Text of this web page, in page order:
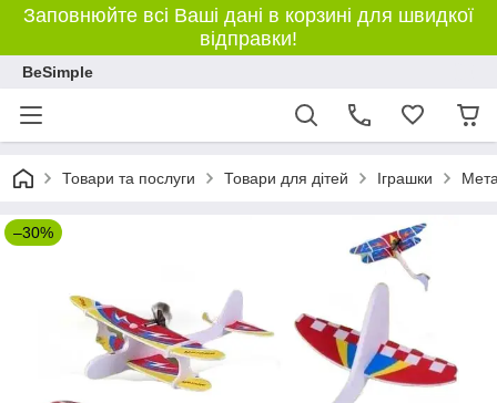
Заповнюйте всі Ваші дані в корзині для швидкої
відправки!
BeSimple
Товари та послуги Товари для дітей Іграшки
–30%